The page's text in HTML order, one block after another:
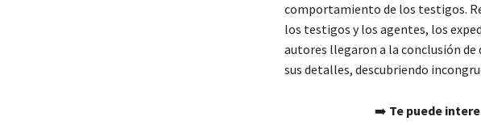
comportamiento de los testigos.
los testigos y los agentes, los
autores llegaron a la conclusión
sus detalles, descubriendo
➡️ Te puede